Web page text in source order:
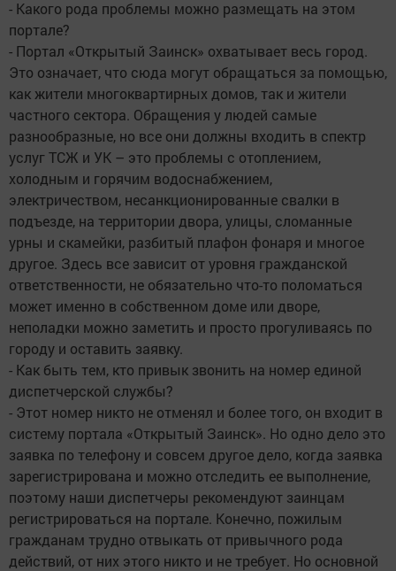
- Какого рода проблемы можно размещать на этом
портале?
- Портал «Открытый Заинск» охватывает весь город.
Это означает, что сюда могут обращаться за помощью,
как жители многоквартирных домов, так и жители
частного сектора. Обращения у людей самые
разнообразные, но все они должны входить в спектр
услуг ТСЖ и УК – это проблемы с отоплением,
холодным и горячим водоснабжением,
электричеством, несанкционированные свалки в
подъезде, на территории двора, улицы, сломанные
урны и скамейки, разбитый плафон фонаря и многое
другое. Здесь все зависит от уровня гражданской
ответственности, не обязательно что-то поломаться
может именно в собственном доме или дворе,
неполадки можно заметить и просто прогуливаясь по
городу и оставить заявку.
- Как быть тем, кто привык звонить на номер единой
диспетчерской службы?
- Этот номер никто не отменял и более того, он входит в
систему портала «Открытый Заинск». Но одно дело это
заявка по телефону и совсем другое дело, когда заявка
зарегистрирована и можно отследить ее выполнение,
поэтому наши диспетчеры рекомендуют заинцам
регистрироваться на портале. Конечно, пожилым
гражданам трудно отвыкать от привычного рода
действий, от них этого никто и не требует. Но основной